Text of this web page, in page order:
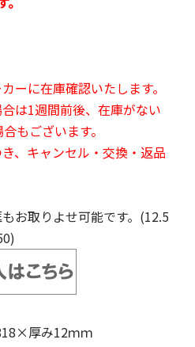
に在庫確認いたします。
は1週間前後、在庫がない
もございます。
、キャンセル・交換・返品
お取りよせ可能です。(12.5
厚み12ｍｍ